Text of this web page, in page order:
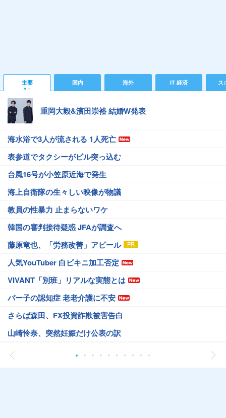
主要 国内 海外 IT 経済 ス
重岡大毅&濱田崇裕 結婚W発表
海水浴で3人が流される 1人死亡
表参道でタクシーがビル突っ込む
台風16号が小笠原近海で発生
海上自衛隊の生々しい映像が物議
教員の性暴力 止まらないワケ
韓国の審判接待疑惑 JFAが調査へ
藤原竜也、「労務改善」アピール
人気YouTuber 白ビキニ加工否定
VIVANT「別班」リアルな実態とは
パー子の認知症 老老介護に不安
さらば森田、FX投資詐欺被害告白
山崎怜奈、突然妊娠だけ公表の訳